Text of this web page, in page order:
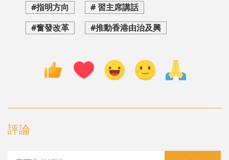
#指明方向
# 習主席講話
#奮發改革
#推動香港由治及興
評論